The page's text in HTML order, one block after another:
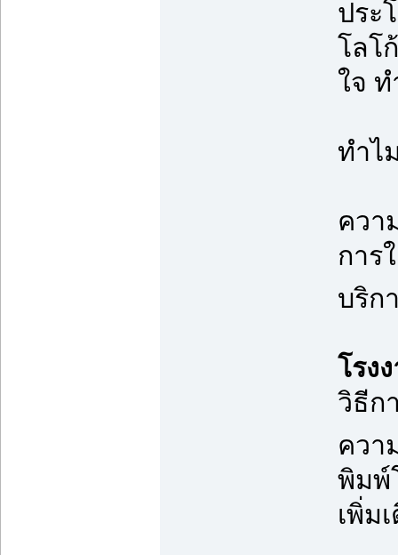
ประ
โลโ
ใจ
ทำไ
ควา
การ
บริก
โรง
วิธีก
ควา
พิมพ์
เพิ่ม